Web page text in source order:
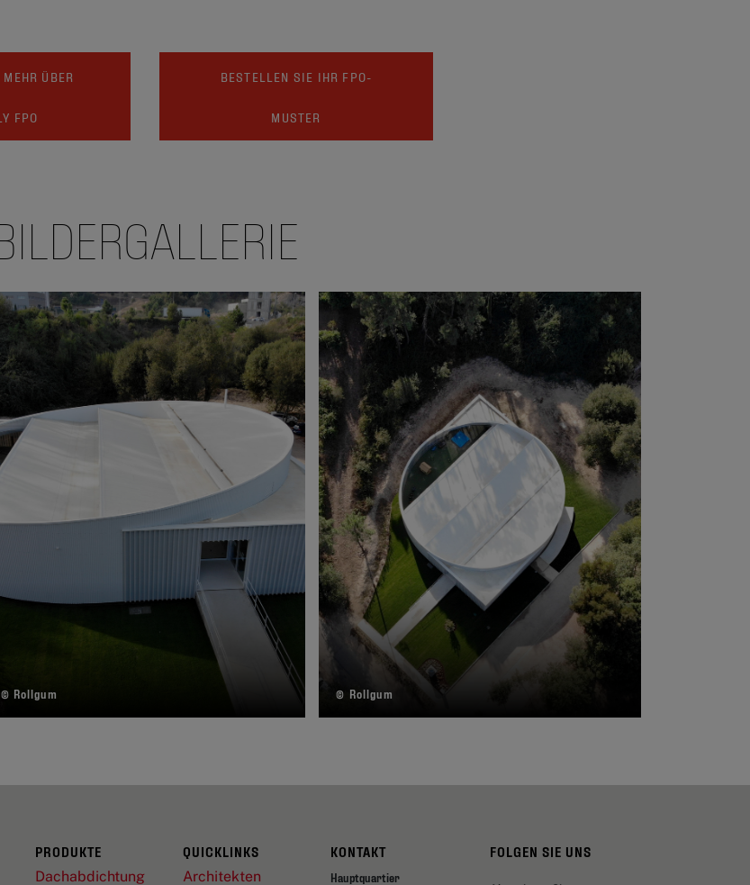
ÜBER
FPO
BESTELLEN SIE IHR FPO-
MUSTER
© Rollgum © Rollgum
PRODUKTE
Dachabdichtung
QUICKLINKS
Architekten
KONTAKT
Hauptquartier
FOLGEN SIE UNS